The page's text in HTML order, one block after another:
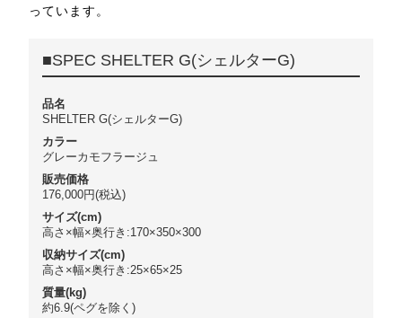
っています。
■SPEC SHELTER G(シェルターG)
品名
SHELTER G(シェルターG)
カラー
グレーカモフラージュ
販売価格
176,000円(税込)
サイズ(cm)
高さ×幅×奥行き:170×350×300
収納サイズ(cm)
高さ×幅×奥行き:25×65×25
質量(kg)
約6.9(ペグを除く)